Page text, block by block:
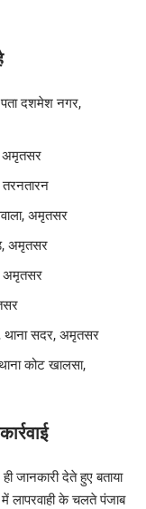
पता दशमेश नगर,
अमृतसर
तरनतारन
अमृतसर
अमृतसर
अमृतसर
थाना सदर, अमृतसर
कोट खालसा,
जानकारी देते हुए बताया
लापरवाही के चलते पंजाब